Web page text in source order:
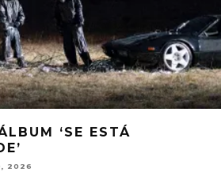
‘SE ESTÁ
2026